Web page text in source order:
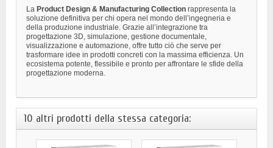
La Product Design & Manufacturing Collection rappresenta la
soluzione definitiva per chi opera nel mondo dell’ingegneria e
della produzione industriale. Grazie all’integrazione tra
progettazione 3D, simulazione, gestione documentale,
visualizzazione e automazione, offre tutto ciò che serve per
trasformare idee in prodotti concreti con la massima efficienza. Un
ecosistema potente, flessibile e pronto per affrontare le sfide della
progettazione moderna.
10 altri prodotti della stessa categoria: